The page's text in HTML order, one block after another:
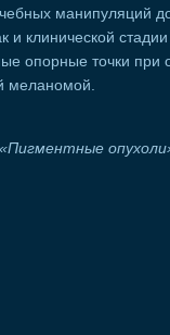
манипуляций
и клинической
опорные точки при
меланомой.
«Пигментные